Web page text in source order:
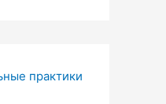
практики